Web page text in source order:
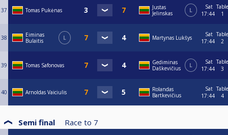
37 Tomas Pukėnas
Justas
Jelinskas
L
Sat
17:44
Table
1
38
Eiminas
Bulaitis
L Martynas Lukšys
Sat
17:44
Table
2
39 Tomas Safonovas
Gediminas
Daškevičius
L
Sat
17:44
Table
3
40 Arnoldas Vaiciulis
Rolandas
Bartkevičius
Sat
17:44
Table
4
Semi final Race to 7